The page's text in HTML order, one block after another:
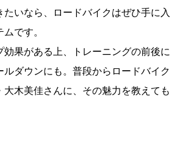
たいなら、ロードバイクはぜひ手に入
です。
効果がある上、トレーニングの前後に
ダウンにも。普段からロードバイク
大木美佳さんに、その魅力を教えても